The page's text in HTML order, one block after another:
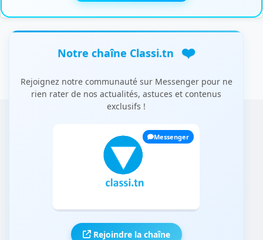
Notre chaîne Classi.tn ❤️
Rejoignez notre communauté sur Messenger pour ne
rien rater de nos actualités, astuces et contenus
exclusifs !
Messenger
Rejoindre la chaîne